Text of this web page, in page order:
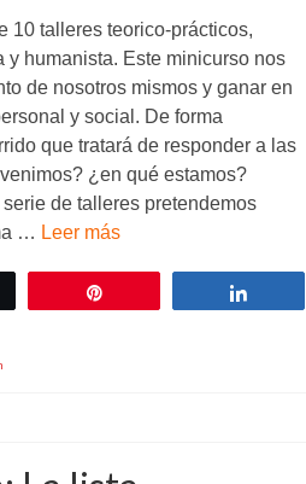
10 talleres teorico-prácticos,
humanista. Este minicurso nos
de nosotros mismos y ganar en
y social. De forma
que tratará de responder a las
¿en qué estamos?
de talleres pretendemos
… Leer más